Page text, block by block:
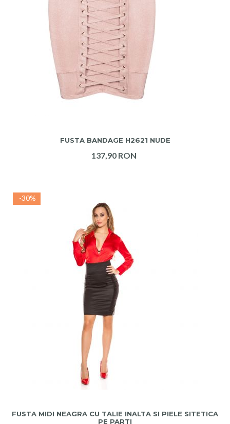
FUSTA BANDAGE H2621 NUDE
137,90 RON
-30%
FUSTA MIDI NEAGRA CU TALIE INALTA SI PIELE SITETICA
PE PARTI